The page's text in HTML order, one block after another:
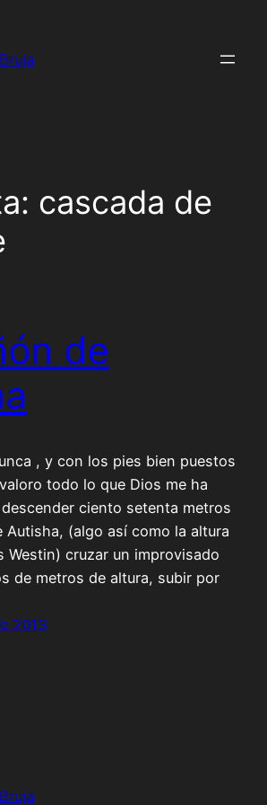
cascada de
de
, y con los pies bien puestos
todo lo que Dios me ha
ciento setenta metros
Autisha, (algo así como la altura
Westin) cruzar un improvisado
de metros de altura, subir por
2013